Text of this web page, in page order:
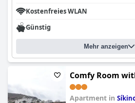
Kostenfreies WLAN
Günstig
Mehr anzeigen
Comfy Room
Apartment in